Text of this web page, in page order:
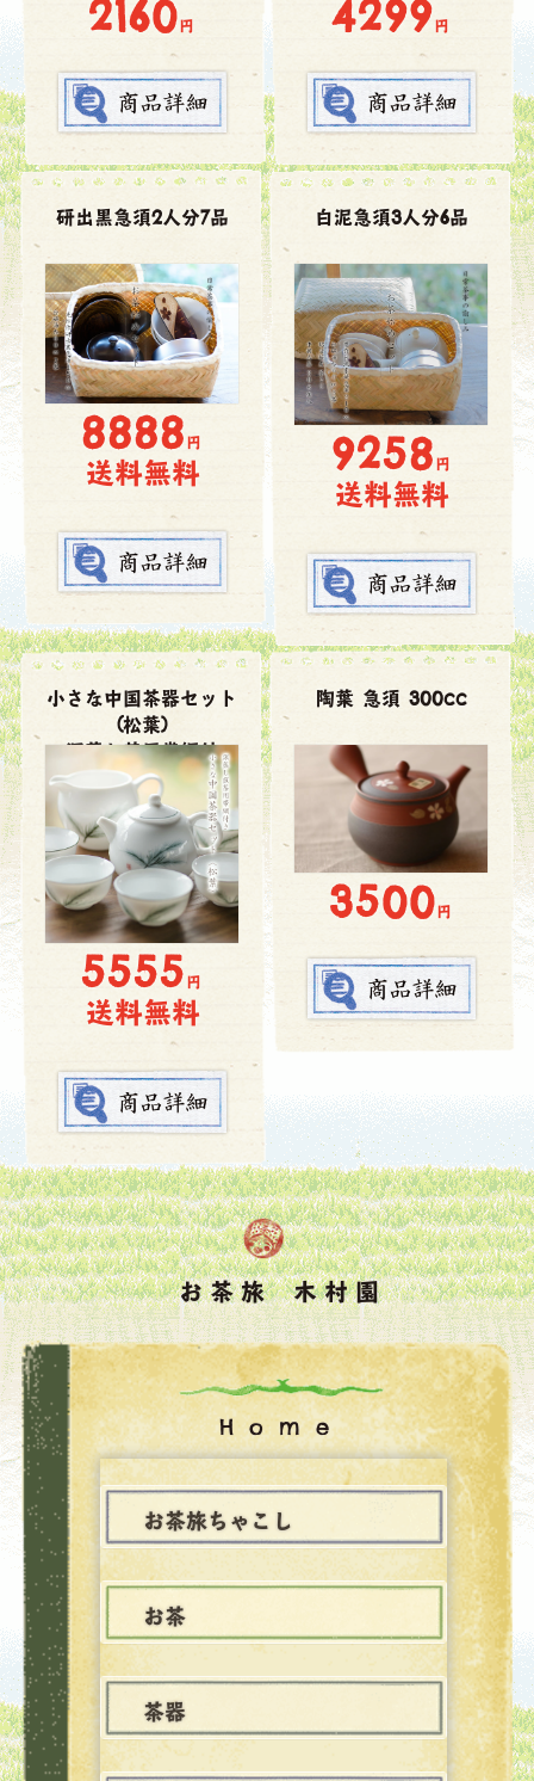
2160円 4299円
研出黒急須2人分7品
8888円
送料無料
白泥急須3人分6品
9258円
送料無料
小さな中国茶器セット
(松葉)
深蒸し茶用帯網付
5555円
送料無料
陶葉 急須 300cc
3500円
お茶旅 木村園
Home
お茶旅ちゃこし
お茶
茶器